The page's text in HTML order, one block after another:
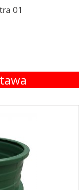
01